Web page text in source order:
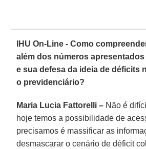
IHU On-Line - Como
além dos números
e sua defesa da ideia de déficits
o previdenciário?
Maria Lucia Fattorelli – Não é
hoje temos a possibilidade de
precisamos é massificar as
desmascarar o cenário de déficit